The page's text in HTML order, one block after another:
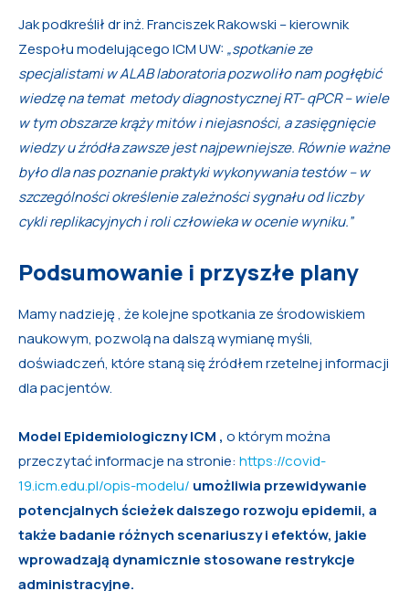
Jak podkreślił dr inż. Franciszek Rakowski – kierownik
Zespołu modelującego ICM UW: „spotkanie ze
specjalistami w ALAB laboratoria pozwoliło nam pogłębić
wiedzę na temat metody diagnostycznej RT- qPCR – wiele
w tym obszarze krąży mitów i niejasności, a zasięgnięcie
wiedzy u źródła zawsze jest najpewniejsze. Równie ważne
było dla nas poznanie praktyki wykonywania testów – w
szczególności określenie zależności sygnału od liczby
cykli replikacyjnych i roli człowieka w ocenie wyniku.”
Podsumowanie i przyszłe plany
Mamy nadzieję , że kolejne spotkania ze środowiskiem
naukowym, pozwolą na dalszą wymianę myśli,
doświadczeń, które staną się źródłem rzetelnej informacji
dla pacjentów.
Model Epidemiologiczny ICM , o którym można
przeczytać informacje na stronie: https://covid-
19.icm.edu.pl/opis-modelu/ umożliwia przewidywanie
potencjalnych ścieżek dalszego rozwoju epidemii, a
także badanie różnych scenariuszy i efektów, jakie
wprowadzają dynamicznie stosowane restrykcje
administracyjne.